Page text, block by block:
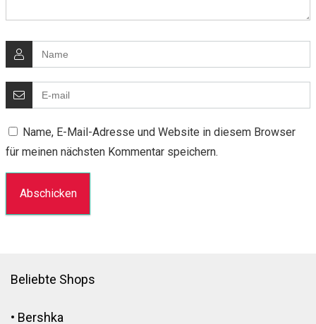
Name, E-Mail-Adresse und Website in diesem Browser
für meinen nächsten Kommentar speichern.
Beliebte Shops
• Bershka